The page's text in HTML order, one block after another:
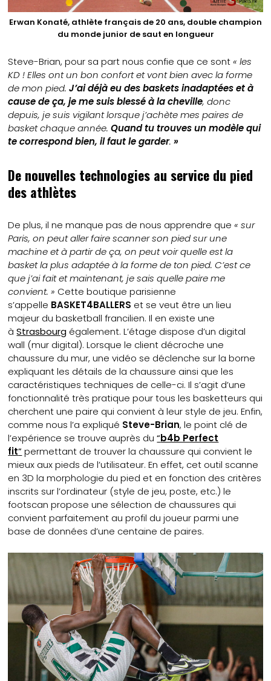
Erwan Konaté, athlète français de 20 ans, double champion
du monde junior de saut en longueur
Steve-Brian, pour sa part nous confie que ce sont« les
KD ! Elles ont un bon confort et vont bien avec la forme
de mon pied.J’ai déjà eu des baskets inadaptées et à
cause de ça, je me suis blessé à la cheville, donc
depuis, je suis vigilant lorsque j’achète mes paires de
basket chaque année.Quand tu trouves un modèle qui
te correspond bien, il faut le garder.»
De nouvelles technologies au service du pied
des athlètes
De plus, il ne manque pas de nous apprendre que« sur
Paris, on peut aller faire scanner son pied sur une
machine et à partir de ça, on peut voir quelle est la
basket la plus adaptée à la forme de ton pied. C’est ce
que j’ai fait et maintenant, je sais quelle paire me
convient. » Cette boutique parisienne
s’appelle BASKET4BALLERS et se veut être un lieu
majeur du basketball francilien. Il en existe une
àStrasbourg également. L’étage dispose d’un digital
wall (mur digital). Lorsque le client décroche une
chaussure du mur, une vidéo se déclenche sur la borne
expliquant les détails de la chaussure ainsi que les
caractéristiques techniques de celle-ci. Il s’agit d’une
fonctionnalité très pratique pour tous les basketteurs qui
cherchent une paire qui convient à leur style de jeu. Enfin,
comme nous l’a expliqué Steve-Brian, le point clé de
l’expérience se trouve auprès du“b4b Perfect
fit”permettant de trouver la chaussure qui convient le
mieux aux pieds de l’utilisateur. En effet, cet outil scanne
en 3D la morphologie du pied et en fonction des critères
inscrits sur l’ordinateur (style de jeu, poste, etc.) le
footscan propose une sélection de chaussures qui
convient parfaitement au profil du joueur parmi une
base de données d’une centaine de paires.